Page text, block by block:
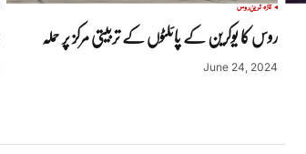
تازہ ترینروس
روس کا یوکرین کے پائلٹوں کے تربیتی مرکز پر حملہ
June 24, 2024